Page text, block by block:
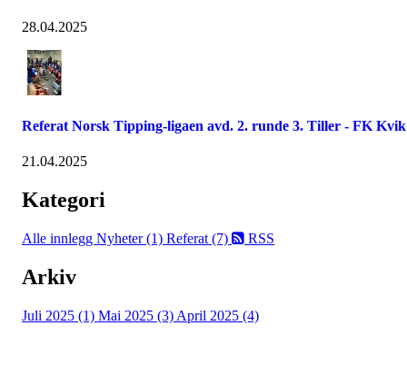
28.04.2025
Referat Norsk Tipping-ligaen avd. 2. runde 3. Tiller - FK Kvik
21.04.2025
Kategori
Alle innlegg Nyheter (1) Referat (7) RSS
Arkiv
Juli 2025 (1) Mai 2025 (3) April 2025 (4)